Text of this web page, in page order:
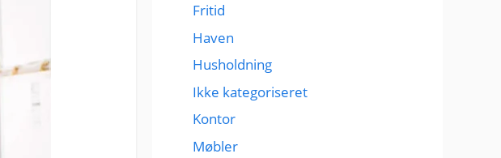
Fritid
Haven
Husholdning
Ikke kategoriseret
Kontor
Møbler